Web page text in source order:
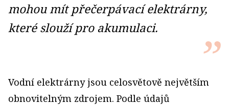
mohou mít přečerpávací elektrárny,
které slouží pro akumulaci.
Vodní elektrárny jsou celosvětově největším
obnovitelným zdrojem. Podle údajů